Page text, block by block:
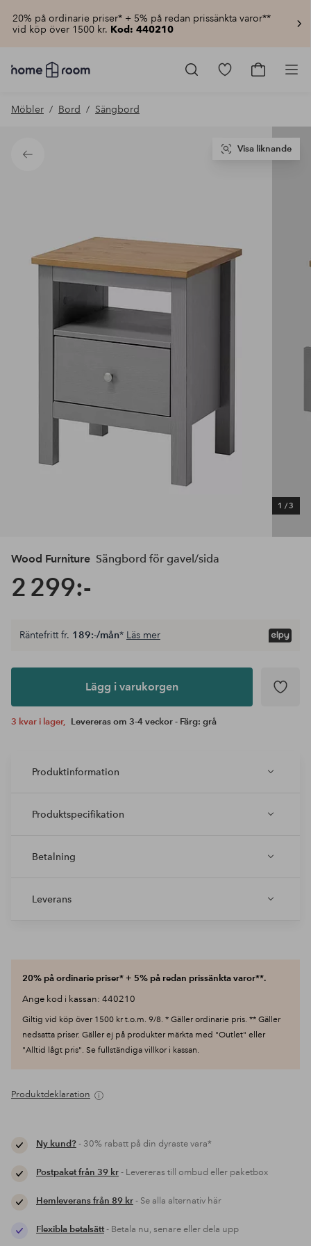
20% på ordinarie priser* + 5% på redan prissänkta varor**
vid köp över 1500 kr. Kod: 440210
Homeroom
–
hemmet
pris
Gå
Gå
Möbler Bord Sängbord
Tillbaka
1 /3
Visa liknande
Wood Furniture Sängbord för gavel/sida
2 299:-
Lägg i
Räntefritt fr. 189:-/mån* Läs mer
Lägg i varukorgen
3 kvar i lager, Levereras om 3-4 veckor - Färg: grå
Produktinformation
Produktspecifikation
Betalning
Leverans
20% på ordinarie priser* + 5% på redan prissänkta varor**.
Ange kod i kassan: 440210
Giltig vid köp över 1500 kr t.o.m. 9/8. * Gäller ordinarie pris. ** Gäller
nedsatta priser. Gäller ej på produkter märkta med "Outlet" eller
"Alltid lågt pris". Se fullständiga villkor i kassan.
Produktdeklaration
Ny kund?- 30% rabatt på din dyraste vara*
Postpaket från 39 kr- Levereras till ombud eller paketbox
Hemleverans från 89 kr- Se alla alternativ här
Flexibla betalsätt- Betala nu, senare eller dela upp